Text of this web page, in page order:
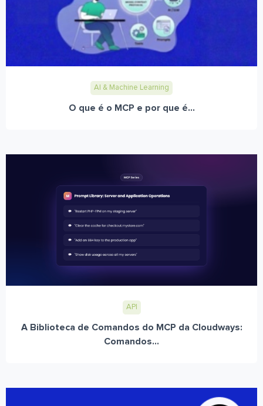
AI & Machine Learning
O que é o MCP e por que é...
API
A Biblioteca de Comandos do MCP da Cloudways:
Comandos...